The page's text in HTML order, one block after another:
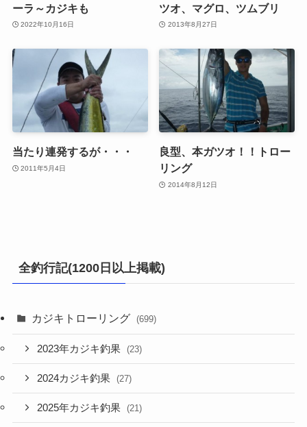
ーラ～カジキも
2022年10月16日
ツオ、マグロ、ツムブリ
2013年8月27日
当たり連発するが・・・
2011年5月4日
良型、本ガツオ！！トロー
リング
2014年8月12日
全釣行記(1200日以上掲載)
カジキトローリング (699)
2023年カジキ釣果 (23)
2024カジキ釣果 (27)
2025年カジキ釣果 (21)